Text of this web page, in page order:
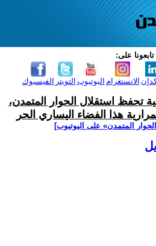
تابعونا على:
الفيسبوك التويتر اليوتيوب الانستغرام
تحفظ استقلال الحوار المتمدن،
هذا الفضاء اليساري الحر
المتمدن» على اليوتيوب]